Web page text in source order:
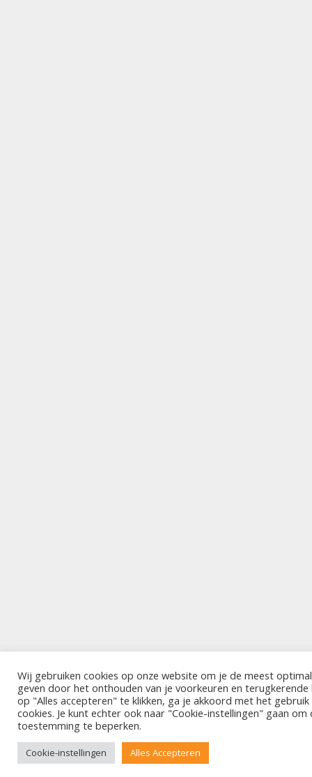
Wij gebruiken cookies op onze website om je de meest
geven door het onthouden van je voorkeuren en terugkerende
op "Alles accepteren" te klikken, ga je akkoord met het gebruik
cookies. Je kunt echter ook naar "Cookie-instellingen" gaan om
toestemming te beperken.
Cookie-instellingen Alles Accepteren